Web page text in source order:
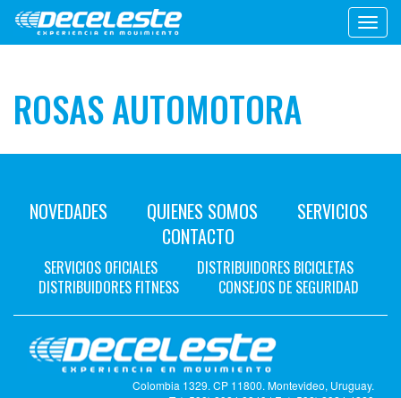
ROSAS AUTOMOTORA
NOVEDADES QUIENES SOMOS
SERVICIOS
CONTACTO
SERVICIOS OFICIALES
DISTRIBUIDORES BICICLETAS
DISTRIBUIDORES FITNESS
CONSEJOS DE SEGURIDAD
Colombia 1329. CP 11800. Montevideo, Uruguay.